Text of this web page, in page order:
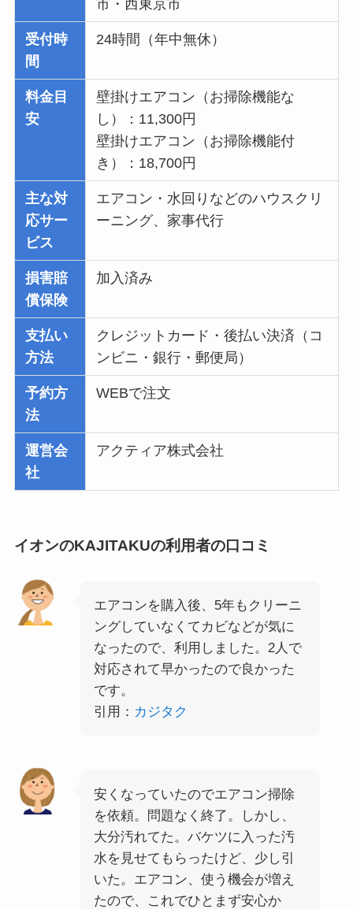
市・西東京市
受付時
間
24時間（年中無休）
料金目
安
壁掛けエアコン（お掃除機能な
し）：11,300円
壁掛けエアコン（お掃除機能付
き）：18,700円
主な対
応サー
ビス
エアコン・水回りなどのハウスクリ
ーニング、家事代行
損害賠
償保険
加入済み
支払い
方法
クレジットカード・後払い決済（コ
ンビニ・銀行・郵便局）
予約方
法
WEBで注文
運営会
社
アクティア株式会社
イオンのKAJITAKUの利用者の口コミ
エアコンを購入後、5年もクリーニ
ングしていなくてカビなどが気に
なったので、利用しました。2人で
対応されて早かったので良かった
です。
引用： カジタク
安くなっていたのでエアコン掃除
を依頼。問題なく終了。しかし、
大分汚れてた。バケツに入った汚
水を見せてもらったけど、少し引
いた。エアコン、使う機会が増え
たので、これでひとまず安心か